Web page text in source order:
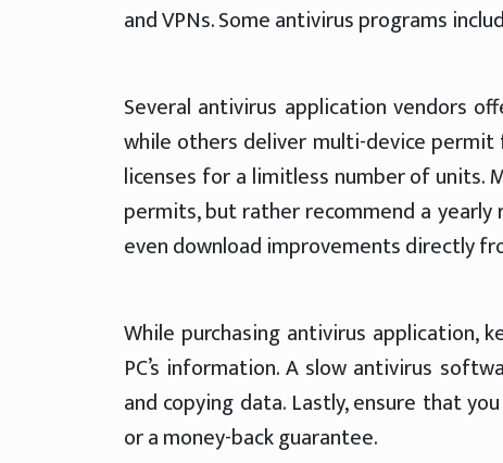
and VPNs. Some antivirus programs
Several antivirus application vendors
while others deliver multi-device
licenses for a limitless number of
permits, but rather recommend a
even download improvements directly
While purchasing antivirus
PC’s information. A slow antivirus
and copying data. Lastly, ensure that
or a money-back guarantee.